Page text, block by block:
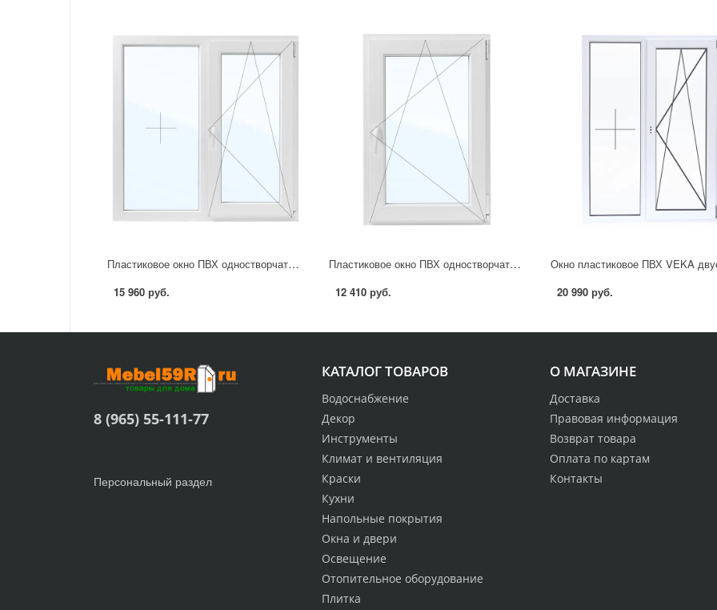
Пластиковое окно ПВХ одностворчатое 1200x1200 мм (ВхШ) двухкамерный стеклопакет белый/серый
15 960 руб.
Пластиковое окно ПВХ одностворчатое 1200x800 мм (ВхШ) двухкамерный стеклопакет белый/серый
12 410 руб. 20 990 руб.
О МАГАЗИНЕ
Доставка
Правовая информация
Возврат товара
Оплата по картам
Контакты
КАТАЛОГ ТОВАРОВ
Водоснабжение
Декор
Инструменты
Климат и вентиляция
Краски
Кухни
Напольные покрытия
Окна и двери
Освещение
Отопительное оборудование
Плитка
8 (965) 55-111-77
Персональный раздел